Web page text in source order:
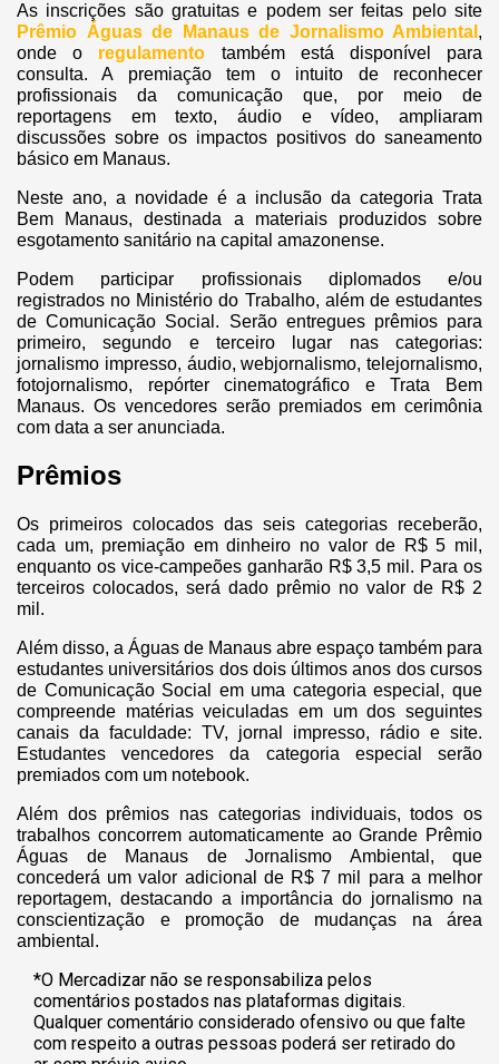
As inscrições são gratuitas e podem ser feitas pelo site
Prêmio Águas de Manaus de Jornalismo Ambiental ,
onde o regulamento também está disponível para
consulta. A premiação tem o intuito de reconhecer
profissionais da comunicação que, por meio de
reportagens em texto, áudio e vídeo, ampliaram
discussões sobre os impactos positivos do saneamento
básico em Manaus.
Neste ano, a novidade é a inclusão da categoria Trata
Bem Manaus, destinada a materiais produzidos sobre
esgotamento sanitário na capital amazonense.
Podem participar profissionais diplomados e/ou
registrados no Ministério do Trabalho, além de estudantes
de Comunicação Social. Serão entregues prêmios para
primeiro, segundo e terceiro lugar nas categorias:
jornalismo impresso, áudio, webjornalismo, telejornalismo,
fotojornalismo, repórter cinematográfico e Trata Bem
Manaus. Os vencedores serão premiados em cerimônia
com data a ser anunciada.
Prêmios
Os primeiros colocados das seis categorias receberão,
cada um, premiação em dinheiro no valor de R$ 5 mil,
enquanto os vice-campeões ganharão R$ 3,5 mil. Para os
terceiros colocados, será dado prêmio no valor de R$ 2
mil.
Além disso, a Águas de Manaus abre espaço também para
estudantes universitários dos dois últimos anos dos cursos
de Comunicação Social em uma categoria especial, que
compreende matérias veiculadas em um dos seguintes
canais da faculdade: TV, jornal impresso, rádio e site.
Estudantes vencedores da categoria especial serão
premiados com um notebook.
Além dos prêmios nas categorias individuais, todos os
trabalhos concorrem automaticamente ao Grande Prêmio
Águas de Manaus de Jornalismo Ambiental, que
concederá um valor adicional de R$ 7 mil para a melhor
reportagem, destacando a importância do jornalismo na
conscientização e promoção de mudanças na área
ambiental.
*O Mercadizar não se responsabiliza pelos
comentários postados nas plataformas digitais.
Qualquer comentário considerado ofensivo ou que falte
com respeito a outras pessoas poderá ser retirado do